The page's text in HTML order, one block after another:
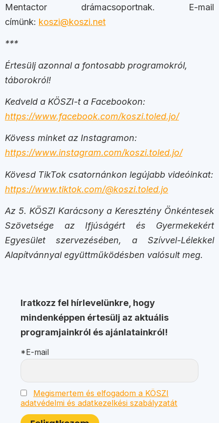
Mentactor drámacsoportnak. E-mail
címünk: koszi@koszi.net
***
Értesülj azonnal a fontosabb programokról,
táborokról!
Kedveld a KÖSZI-t a Facebookon:
https://www.facebook.com/koszi.toled.jo/
Kövess minket az Instagramon:
https://www.instagram.com/koszi.toled.jo/
Kövesd TikTok csatornánkon legújabb videóinkat:
https://www.tiktok.com/@koszi.toled.jo
Az 5. KÖSZI Karácsony a Keresztény Önkéntesek
Szövetsége az Ifjúságért és Gyermekekért
Egyesület szervezésében, a Szívvel-Lélekkel
Alapítvánnyal együttműködésben valósult meg.
Iratkozz fel hírlevelünkre, hogy
mindenképpen értesülj az aktuális
programjainkról és ajánlatainkról!
*E-mail
Megismertem és elfogadom a KÖSZI
adatvédelmi és adatkezelkési szabályzatát